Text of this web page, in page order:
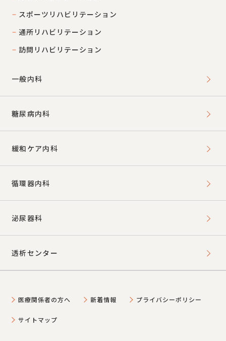
スポーツリハビリテーション
通所リハビリテーション
訪問リハビリテーション
一般内科
糖尿病内科
緩和ケア内科
循環器内科
泌尿器科
透析センター
医療関係者の方へ 新着情報 プライバシーポリシー
サイトマップ